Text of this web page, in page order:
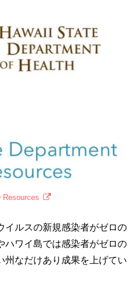
Resources
イルスの新規感染者がゼロの
ハワイ島では感染者がゼロの
州なだけあり成果を上げてい